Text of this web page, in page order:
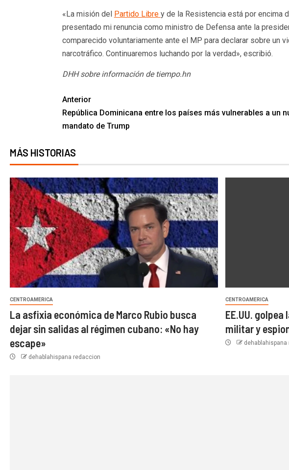
«La misión del Partido Libre y de la Resistencia está por encima
presentado mi renuncia como ministro de Defensa ante la
comparecido voluntariamente ante el MP para declarar sobre un
narcotráfico. Continuaremos luchando por la verdad», escribió.
DHH sobre información de tiempo.hn
Anterior
República Dominicana entre los países más vulnerables a un
mandato de Trump
MÁS HISTORIAS
CENTROAMERICA
La asfixia económica de Marco Rubio busca
dejar sin salidas al régimen cubano: «No hay
escape»
dehablahispana redaccion
CENTROAMERICA
EE.UU.
militar y
dehablahispana